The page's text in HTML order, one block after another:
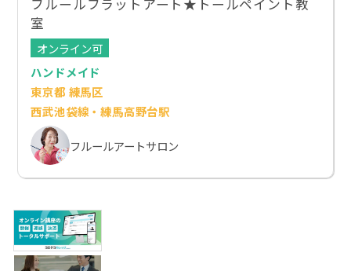
フルールフラットアート★トールペイント教
室
オンライン可
ハンドメイド
東京都 練馬区
西武池袋線・練馬高野台駅
フルールアートサロン